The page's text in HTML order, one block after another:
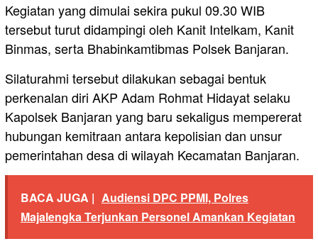
Kegiatan yang dimulai sekira pukul 09.30 WIB
tersebut turut didampingi oleh Kanit Intelkam, Kanit
Binmas, serta Bhabinkamtibmas Polsek Banjaran.
Silaturahmi tersebut dilakukan sebagai bentuk
perkenalan diri AKP Adam Rohmat Hidayat selaku
Kapolsek Banjaran yang baru sekaligus mempererat
hubungan kemitraan antara kepolisian dan unsur
pemerintahan desa di wilayah Kecamatan Banjaran.
BACA JUGA | Audiensi DPC PPMI, Polres
Majalengka Terjunkan Personel Amankan Kegiatan